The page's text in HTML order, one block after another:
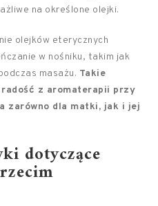
na określone olejki.
olejków eterycznych
w nośniku, takim jak
masażu. Takie
z aromaterapii przy
zarówno dla matki, jak i jej
dotyczące